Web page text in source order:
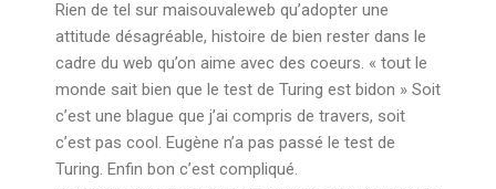
Rien de tel sur maisouvaleweb qu’adopter une
attitude désagréable, histoire de bien rester dans le
cadre du web qu’on aime avec des coeurs. « tout le
monde sait bien que le test de Turing est bidon » Soit
c’est une blague que j’ai compris de travers, soit
c’est pas cool. Eugène n’a pas passé le test de
Turing. Enfin bon c’est compliqué.